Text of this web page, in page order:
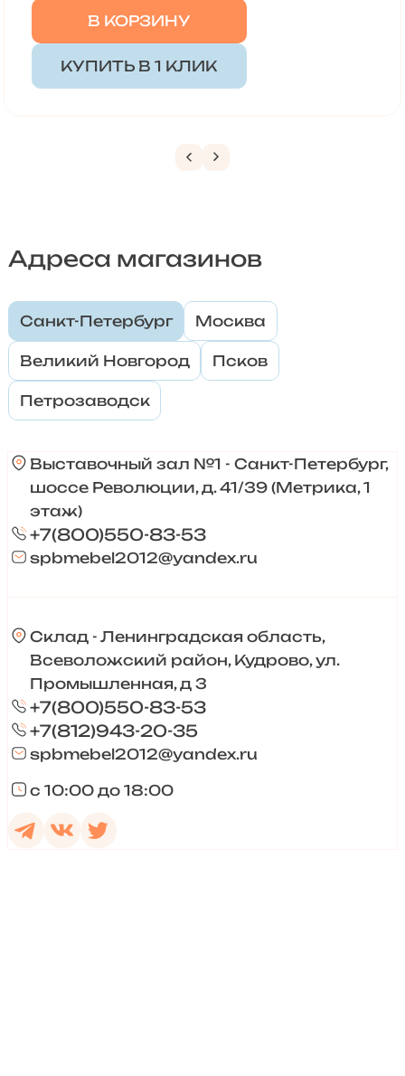
В КОРЗИНУ
КУПИТЬ В 1 КЛИК
Адреса магазинов
Санкт-Петербург Москва
Великий Новгород Псков
Петрозаводск
Выставочный зал №1 - Санкт-Петербург,
шоссе Революции, д. 41/39 (Метрика, 1
этаж)
+7(800)550-83-53
spbmebel2012@yandex.ru
Склад - Ленинградская область,
Всеволожский район, Кудрово, ул.
Промышленная, д 3
+7(800)550-83-53
+7(812)943-20-35
spbmebel2012@yandex.ru
с 10:00 до 18:00